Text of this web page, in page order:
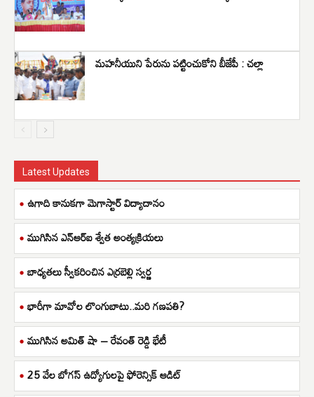
మహనీయుని పేరును పట్టించుకోని బీజేపీ : చల్లా
Latest Updates
ఉగాది కానుకగా మెగాస్టార్ విద్యాదానం
ముగిసిన ఎన్ఆర్ఐ శ్వేత అంత్యక్రియలు
బాధ్యతలు స్వీకరించిన ఎర్రబెల్లి స్వర్ణ
భారీగా మావోల లొంగుబాటు..మరి గణపతి?
ముగిసిన అమిత్ షా – రేవంత్ రెడ్డి భేటీ
25 వేల బోగస్ ఉద్యోగులపై ఫోరెన్సిక్ ఆడిట్